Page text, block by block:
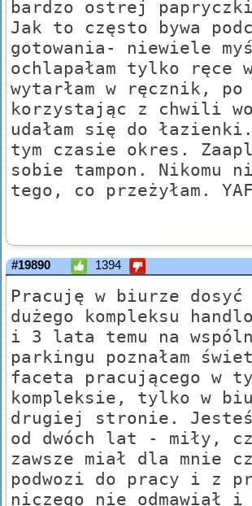
bardzo ostrej
Jak to często bywa
gotowania- niewiele
ochlapałam tylko ręce
wytarłam w ręcznik, po
korzystając z chwili
udałam się do łazienki.
tym czasie okres.
sobie tampon. Nikomu
tego, co przeżyłam.
#19890 1394
Pracuję w biurze dosyć
dużego kompleksu
i 3 lata temu na
parkingu poznałam
faceta pracującego w
kompleksie, tylko w
drugiej stronie.
od dwóch lat - miły,
zawsze miał dla mnie
podwozi do pracy i z
niczego nie odmawiał